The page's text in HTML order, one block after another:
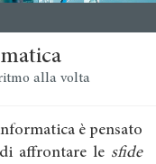
alla volta
è pensato
affrontare le sfide